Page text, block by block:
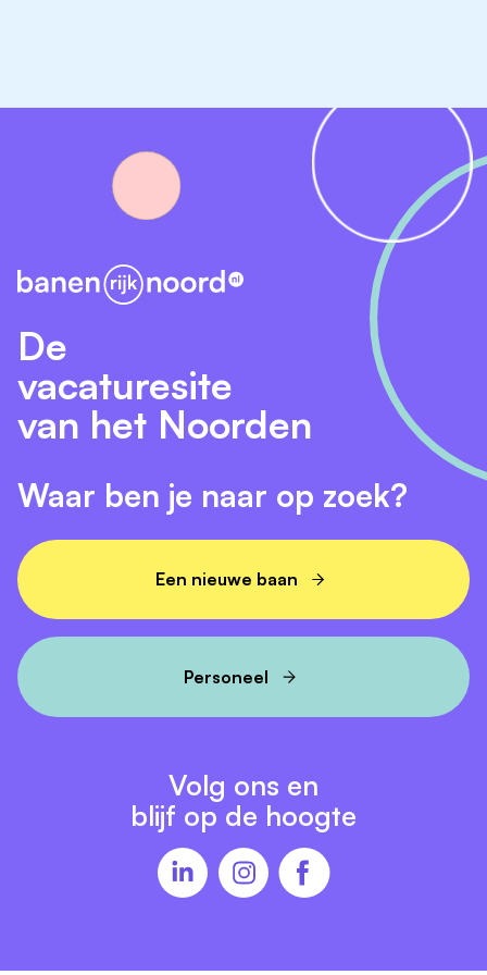
De
vacaturesite
van het Noorden
Waar ben je naar op zoek?
Een nieuwe baan
Personeel
Volg ons en
blijf op de hoogte